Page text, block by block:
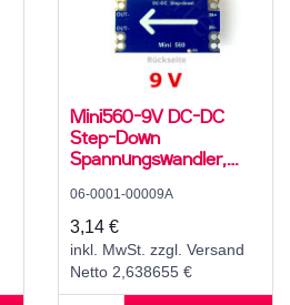
Mini560-9V DC-DC
Step-Down
Spannungswandler,
Converter, 3 A, 11..20 V
zu 9 V
06-0001-00009A
3,14 €
inkl. MwSt. zzgl. Versand
Netto 2,638655 €